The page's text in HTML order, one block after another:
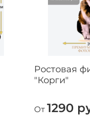
Ростовая
"Корги"
От 1290